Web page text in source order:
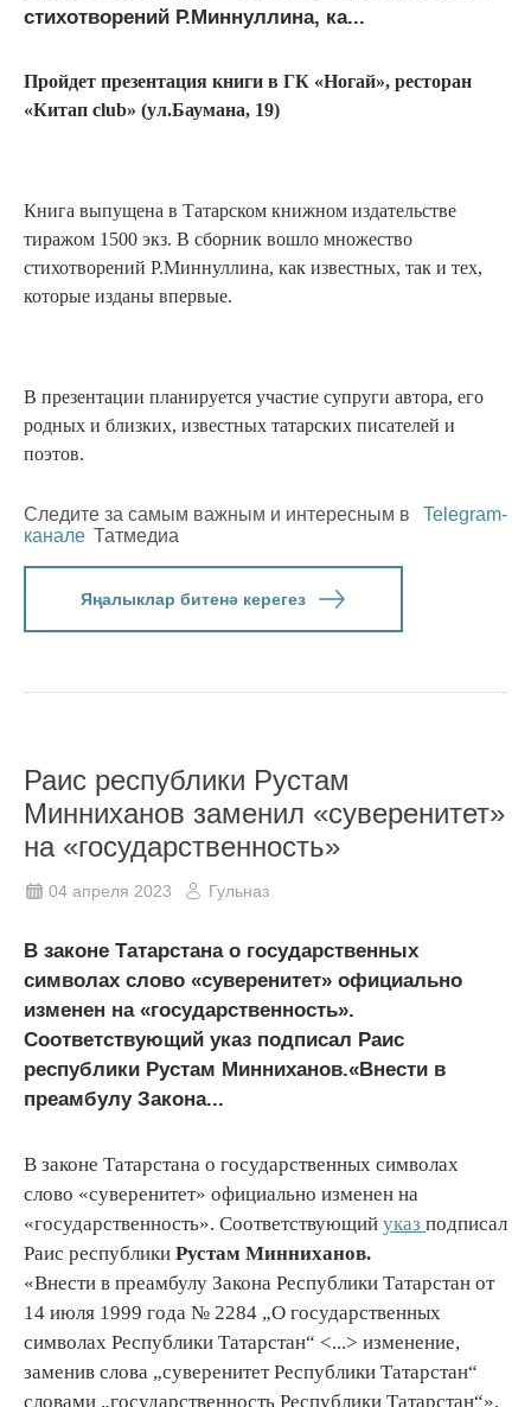
стихотворений Р.Миннуллина, ка...
Пройдет презентация книги в ГК «Ногай», ресторан
«Китап club» (ул.Баумана, 19)
Книга выпущена в Татарском книжном издательстве
тиражом 1500 экз. В сборник вошло множество
стихотворений Р.Миннуллина, как известных, так и тех,
которые изданы впервые.
В презентации планируется участие супруги автора, его
родных и близких, известных татарских писателей и
поэтов.
Следите за самым важным и интересным в
Telegram-
канале Татмедиа
Яңалыклар битенә керегез
Раис республики Рустам
Минниханов заменил «суверенитет»
на «государственность»
04 апреля 2023 Гульназ
В законе Татарстана о государственных
символах слово «суверенитет» официально
изменен на «государственность».
Соответствующий указ подписал Раис
республики Рустам Минниханов.«Внести в
преамбулу Закона...
В законе Татарстана о государственных символах
слово «суверенитет» официально изменен на
«государственность». Соответствующий указ подписал
Раис республики Рустам Минниханов.
«Внести в преамбулу Закона Республики Татарстан от
14 июля 1999 года № 2284 „О государственных
символах Республики Татарстан“ <...> изменение,
заменив слова „суверенитет Республики Татарстан“
словами „государственность Республики Татарстан“»,